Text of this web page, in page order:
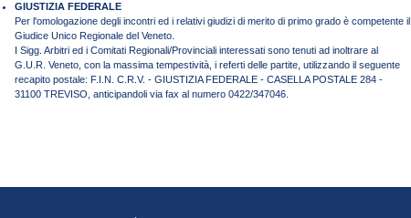
GIUSTIZIA FEDERALE
Per l'omologazione degli incontri ed i relativi giudizi di merito di primo grado è competente il
Giudice Unico Regionale del Veneto.
I Sigg. Arbitri ed i Comitati Regionali/Provinciali interessati sono tenuti ad inoltrare al
G.U.R. Veneto, con la massima tempestività, i referti delle partite, utilizzando il seguente
recapito postale: F.I.N. C.R.V. - GIUSTIZIA FEDERALE - CASELLA POSTALE 284 -
31100 TREVISO, anticipandoli via fax al numero 0422/347046.